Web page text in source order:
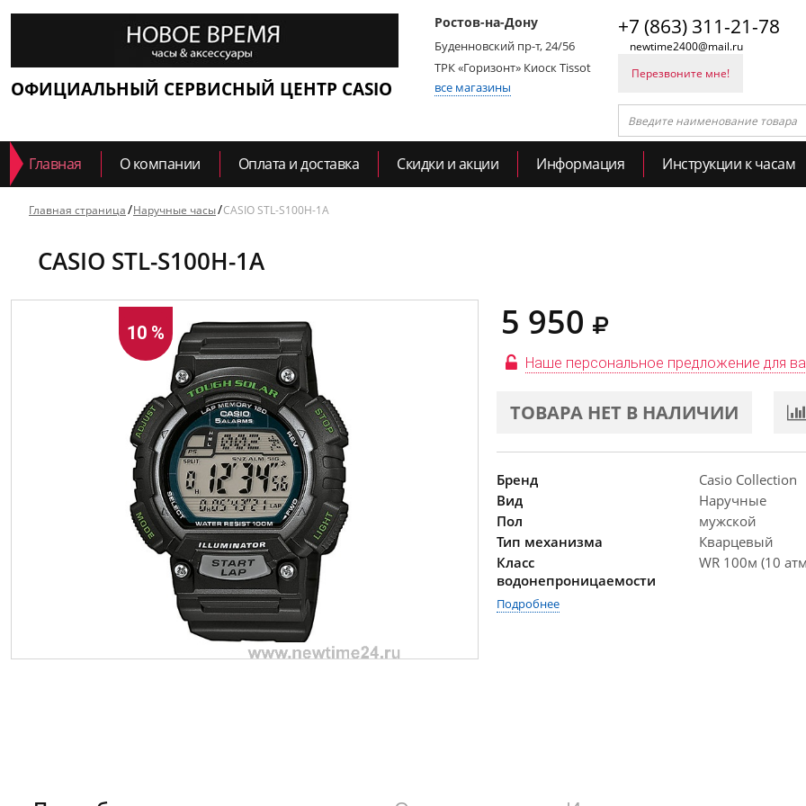
ОФИЦИАЛЬНЫЙ СЕРВИСНЫЙ ЦЕНТР CASIO
Ростов-на-Дону
Буденновский пр-т, 24/56
ТРК «Горизонт» Киоск Tissot
все магазины
+7 (863) 311-21-78
newtime2400@mail.ru
Перезвоните мне!
Главная О компании Оплата и доставка Скидки и акции Информация Инструкции к часам
Главная страница Наручные часы CASIO STL-S100H-1A
CASIO STL-S100H-1A
10 % 5 950
Наше персональное предложение для
ТОВАРА НЕТ В НАЛИЧИИ
Бренд
Casio Collection
Вид
Наручные
Пол
мужской
Тип механизма
Кварцевый
Класс
водонепроницаемости
WR 100м (10
Подробнее